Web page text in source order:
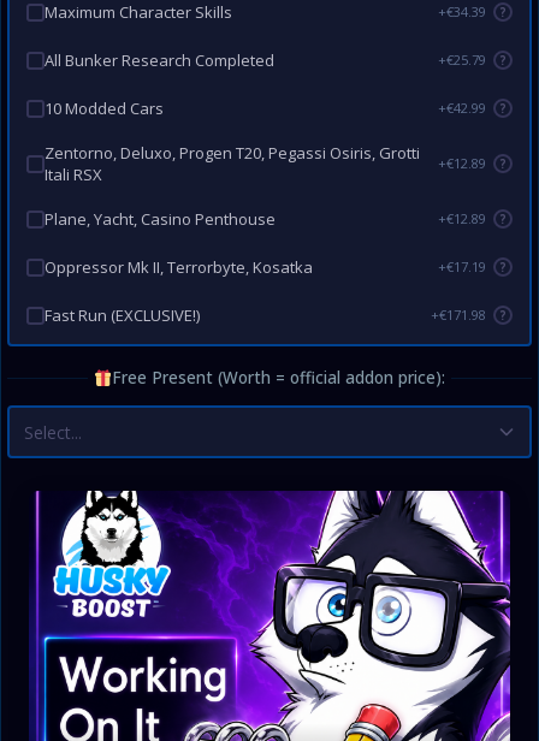
Maximum Character Skills +€34.39 ?
All Bunker Research Completed +€25.79 ?
10 Modded Cars +€42.99 ?
Zentorno, Deluxo, Progen T20, Pegassi Osiris, Grotti
Itali RSX
+€12.89 ?
Plane, Yacht, Casino Penthouse +€12.89 ?
Oppressor Mk II, Terrorbyte, Kosatka +€17.19 ?
Fast Run (EXCLUSIVE!) +€171.98 ?
Free Present (Worth = official addon price):
Select...